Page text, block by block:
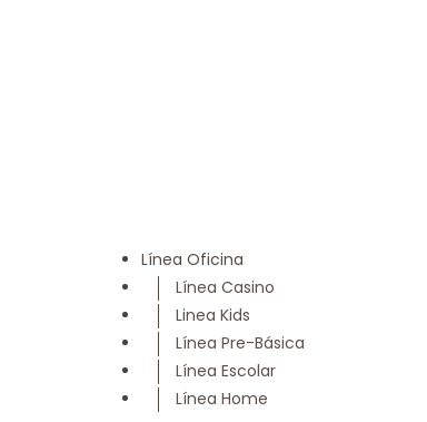
Línea Oficina
Línea Casino
Linea Kids
Línea Pre-Básica
Línea Escolar
Línea Home